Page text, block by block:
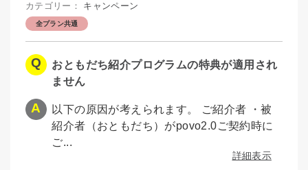
カテゴリー： キャンペーン
全プラン共通
おともだち紹介プログラムの特典が適用され
ません
以下の原因が考えられます。 ご紹介者 ・被
紹介者（おともだち）がpovo2.0ご契約時に
ご...
詳細表示